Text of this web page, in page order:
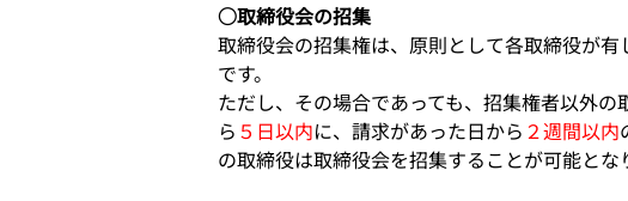
○取締役会の招集
取締役会の招集権は、原則として各取締役が
です。
ただし、その場合であっても、招集権者以外
ら ５日以内に、請求があった日から ２週間以内
の取締役は取締役会を招集することが可能とな